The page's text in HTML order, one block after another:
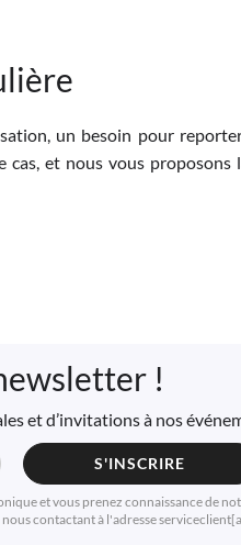
un besoin pour
et nous vous proposons
!
et d’invitations à nos
S'INSCRIRE
et vous prenez connaissance de
contactant à l'adresse